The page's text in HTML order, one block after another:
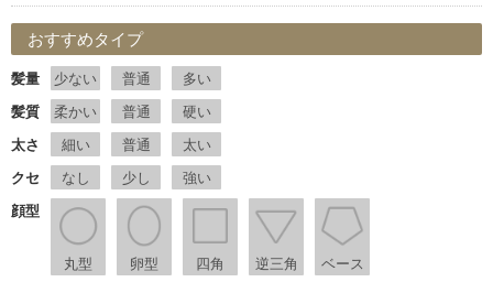
おすすめタイプ
髪量 少ない 普通
多い
髪質
柔かい 普通
硬い
太さ
細い 普通
太い
クセ
なし 少し
強い
顔型
丸型 卵型 四角 逆三角 ベース